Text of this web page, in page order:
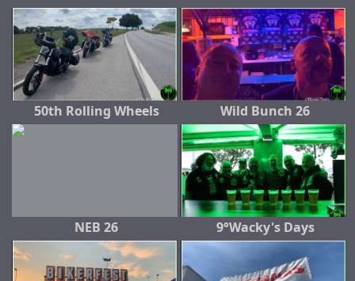
50th Rolling Wheels Wild Bunch 26
NEB 26 9°Wacky's Days